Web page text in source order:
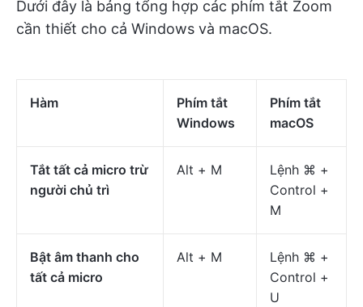
Dưới đây là bảng tổng hợp các phím tắt Zoom
cần thiết cho cả Windows và macOS.
Hàm
Phím tắt
Windows
Phím tắt
macOS
Tắt tất cả micro trừ
người chủ trì
Alt + M
Lệnh ⌘ +
Control +
M
Bật âm thanh cho
tất cả micro
Alt + M
Lệnh ⌘ +
Control +
U